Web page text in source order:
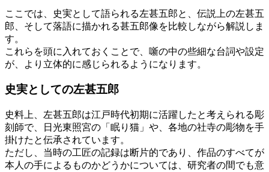
ここでは、史実として語られる左甚五郎と、伝説上の左甚五
郎、そして落語に描かれる甚五郎像を比較しながら解説しま
す。
これらを頭に入れておくことで、噺の中の些細な台詞や設定
が、より立体的に感じられるようになります。
史実としての左甚五郎
史料上、左甚五郎は江戸時代初期に活躍したと考えられる彫
刻師で、日光東照宮の「眠り猫」や、各地の社寺の彫物を手
掛けたと伝承されています。
ただし、当時の工匠の記録は断片的であり、作品のすべてが
本人の手によるものかどうかについては、研究者の間でも意